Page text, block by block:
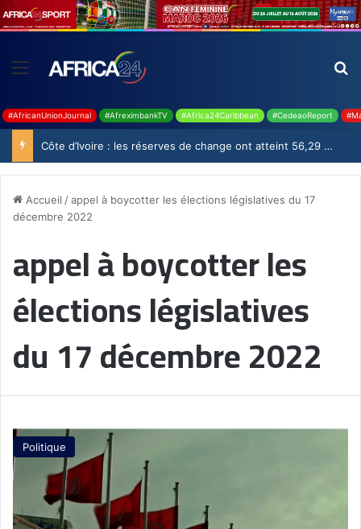
#AfricanUnionJournal #AfreximbankTV #Africa24Caribbean #CedeaoReport
Côte d’Ivoire : les réserves de change ont atteint 56,29 milliards USD en juillet
Accueil /appel à boycotter les élections législatives du 17
décembre 2022
appel à boycotter les
élections législatives
du 17 décembre 2022
Politique